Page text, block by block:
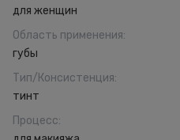
для женщин
Область применения:
губы
Тип/Консистенция:
тинт
Процесс: